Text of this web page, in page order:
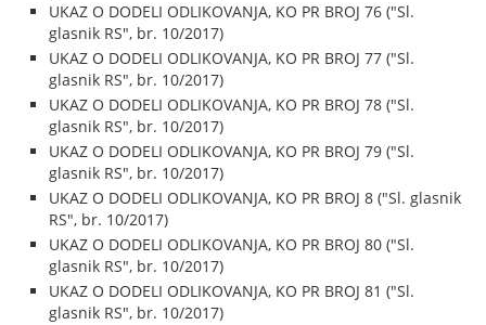
UKAZ O DODELI ODLIKOVANJA, KO PR BROJ 76 ("Sl.
glasnik RS", br. 10/2017)
UKAZ O DODELI ODLIKOVANJA, KO PR BROJ 77 ("Sl.
glasnik RS", br. 10/2017)
UKAZ O DODELI ODLIKOVANJA, KO PR BROJ 78 ("Sl.
glasnik RS", br. 10/2017)
UKAZ O DODELI ODLIKOVANJA, KO PR BROJ 79 ("Sl.
glasnik RS", br. 10/2017)
UKAZ O DODELI ODLIKOVANJA, KO PR BROJ 8 ("Sl. glasnik
RS", br. 10/2017)
UKAZ O DODELI ODLIKOVANJA, KO PR BROJ 80 ("Sl.
glasnik RS", br. 10/2017)
UKAZ O DODELI ODLIKOVANJA, KO PR BROJ 81 ("Sl.
glasnik RS", br. 10/2017)